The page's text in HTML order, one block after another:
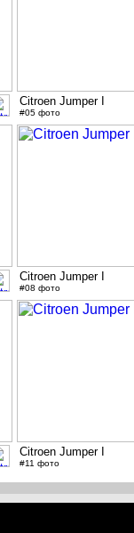
Citroen Jumper I
#05 фото
Citroen Jumper I
#08 фото
Citroen Jumper I
#11 фото